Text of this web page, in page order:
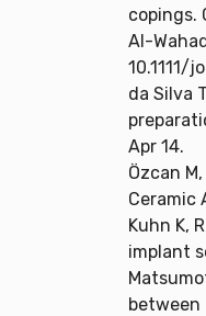
copings.
Al-
10.1111/
da Silva
Apr 14.
Özcan
Ceramic
Kuhn K,
implant
between